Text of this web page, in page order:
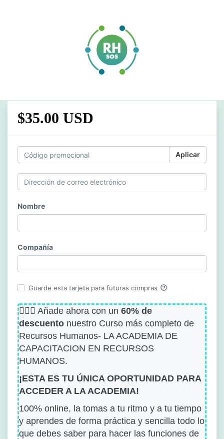
$35.00 USD
Aplicar
Nombre
Compañía
Guarde esta tarjeta para futuras compras help_outline
🙋🏻‍♀️ Añade ahora con un 60% de
descuento nuestro Curso más completo de
Recursos Humanos- LA ACADEMIA DE
CAPACITACION EN RECURSOS
HUMANOS.
¡ESTA ES TU ÚNICA OPORTUNIDAD PARA
ACCEDER A LA ACADEMIA!
100% online, la tomas a tu ritmo y a tu tiempo
y aprendes de forma práctica y sencilla todo lo
que debes saber para hacer las funciones de